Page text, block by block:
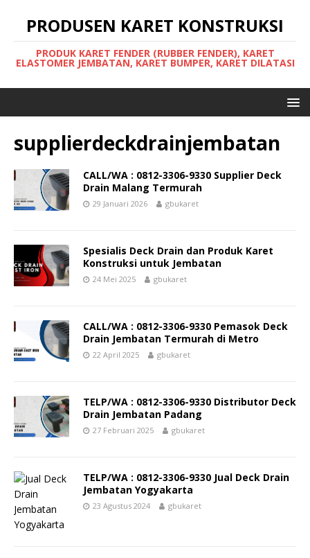
PRODUSEN KARET KONSTRUKSI
PRODUK KARET FENDER (RUBBER FENDER), KARET
ELASTOMER JEMBATAN, KARET BUMPER, KARET DILATASI
supplierdeckdrainjembatan
CALL/WA : 0812-3306-9330 Supplier Deck
Drain Malang Termurah
29 Januari 2026 gbukaret
Spesialis Deck Drain dan Produk Karet
Konstruksi untuk Jembatan
24 Mei 2025 gbukaret
CALL/WA : 0812-3306-9330 Pemasok Deck
Drain Jembatan Termurah di Metro
22 April 2025 gbukaret
TELP/WA : 0812-3306-9330 Distributor Deck
Drain Jembatan Padang
27 Februari 2025 gbukaret
TELP/WA : 0812-3306-9330 Jual Deck Drain
Jembatan Yogyakarta
23 Agustus 2024 gbukaret